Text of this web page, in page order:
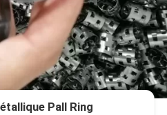
Pall Ring